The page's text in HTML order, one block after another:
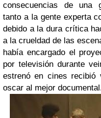
consecuencias de una
tanto a la gente experta
debido a la dura crítica
a la crueldad de las
había encargado el
por televisión durante
estrenó en cines recibió
oscar al mejor